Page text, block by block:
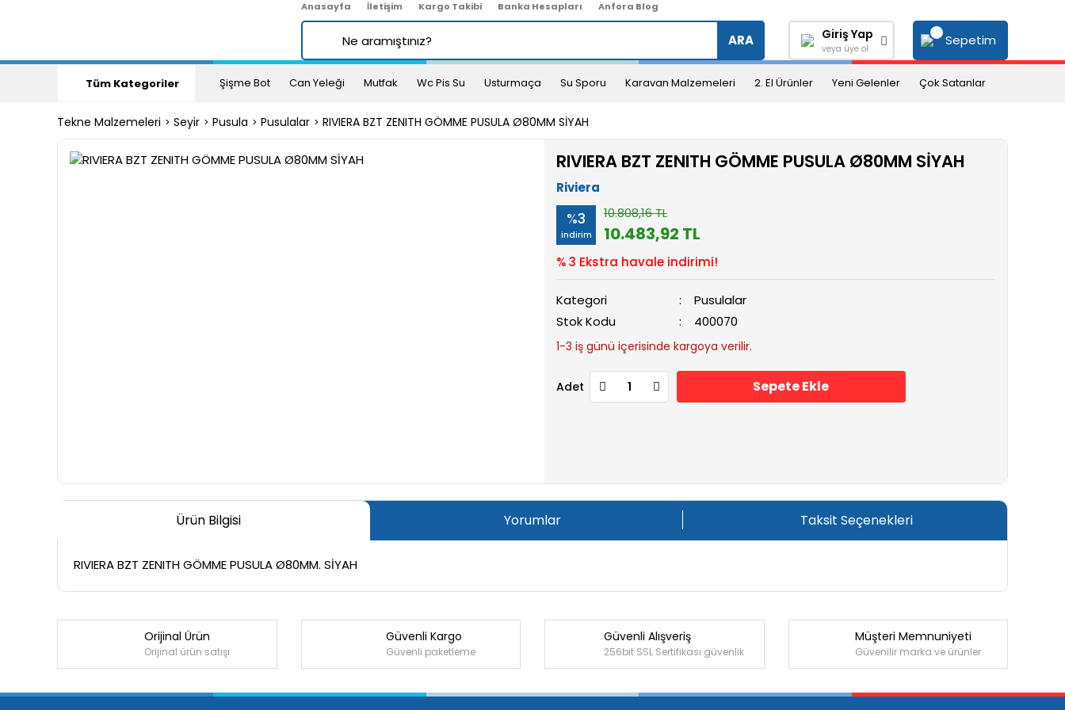
Anasayfa İletişim Kargo Takibi Banka Hesapları Anfora Blog
ARA Giriş Yap
veya üye ol
Sepetim
Tüm Kategoriler Şişme Bot Can Yeleği Mutfak Wc Pis Su Usturmaça Su Sporu Karavan Malzemeleri 2. El Ürünler Yeni Gelenler Çok Satanlar
Tekne Malzemeleri Seyir Pusula Pusulalar RIVIERA BZT ZENITH GÖMME PUSULA Ø80MM SİYAH
RIVIERA BZT ZENITH GÖMME PUSULA Ø80MM SİYAH
Riviera
%3
indirim
10.808,16 TL
10.483,92 TL
% 3 Ekstra havale indirimi!
Kategori
Pusulalar
Stok Kodu
400070
1-3 iş günü içerisinde kargoya verilir.
Adet Sepete Ekle
Ürün Bilgisi Yorumlar Taksit Seçenekleri
RIVIERA BZT ZENITH GÖMME PUSULA Ø80MM. SİYAH
Bu ürüne ilk yorumu siz yapın!
Orijinal Ürün
Orijinal ürün satışı
Güvenli Kargo
Güvenli paketleme
Güvenli Alışveriş
256bit SSL Sertifikası güvenlik
Müşteri Memnuniyeti
Güvenilir marka ve ürünler